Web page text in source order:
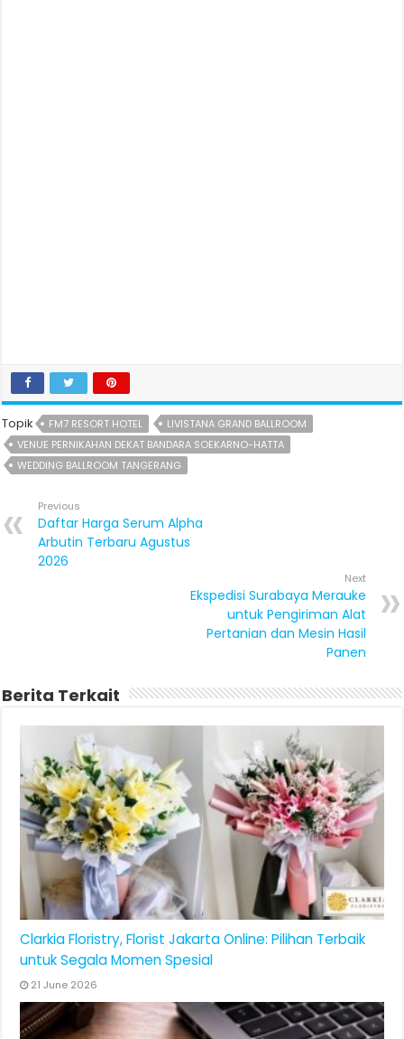
Topik FM7 RESORT HOTEL
LIVISTANA GRAND BALLROOM
VENUE PERNIKAHAN DEKAT BANDARA SOEKARNO-HATTA
WEDDING BALLROOM TANGERANG
Previous
Daftar Harga Serum Alpha
Arbutin Terbaru Agustus
2026
Next
Ekspedisi Surabaya Merauke
untuk Pengiriman Alat
Pertanian dan Mesin Hasil
Panen
Berita Terkait
Clarkia Floristry, Florist Jakarta Online: Pilihan Terbaik
untuk Segala Momen Spesial
21 June 2026